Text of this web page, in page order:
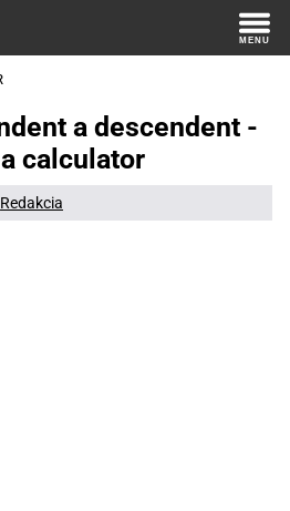
a descendent -
calculator
Redakcia